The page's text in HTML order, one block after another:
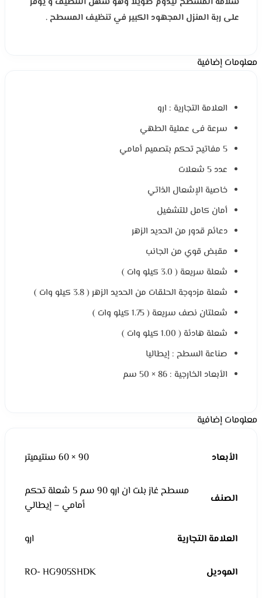
على ربة المنزل المجهود الكبير في تنظيف المسطح .
معلومات إضافية
العلامة التجارية : ارو
سرعة فى عملية الطهي
5 مفاتيح تحكم بتصميم أمامي
عدد 5 شعلات
خاصية الإشعال الذاتي
أمان كامل للتشغيل
دعائم قدور من الحديد الزهر
مقبض قوي من الجانب
شعلة سريعة ( 3.0 كيلو وات )
شعلة مزدوجة الحلقات من الحديد الزهر ( 3.8 كيلو وات )
شعلتان نصف سريعة ( 1.75 كيلو وات )
شعلة هادئة ( 1.00 كيلو وات )
صناعة السطح : إيطاليا
الأبعاد الخارجية : 86 × 50 سم
معلومات إضافية
الأبعاد 90 × 60 سنتيميتر
الصنف
مسطح غاز بلت ان ارو 90 سم 5 شعلة تحكم
أمامي – إيطالي
العلامة التجارية ارو
الموديل RO- HG905SHDK